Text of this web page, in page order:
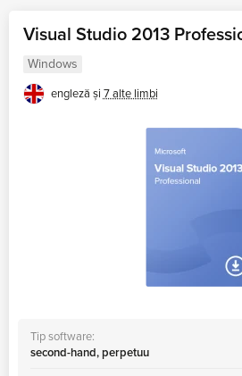
Microsoft Visual Studio
timpului, cum ar fi salvarea
închiderea automată a barelor, bara de
pentru o navigare mai bună în fișierele
rapidă a definițiilor obiectului, grație
Visual Studio 2013
Windows
engleză și 7 alte limbi
Tip software:
second-hand, perpetuu